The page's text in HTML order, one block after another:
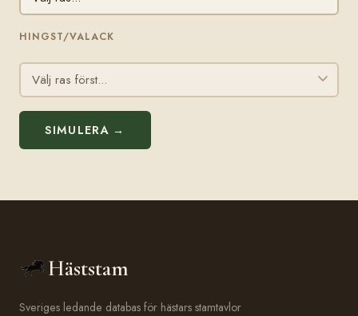
HINGST/VALACK
SIMULERA →
Häststam
Sveriges ledande databas för hästars stamtavlor